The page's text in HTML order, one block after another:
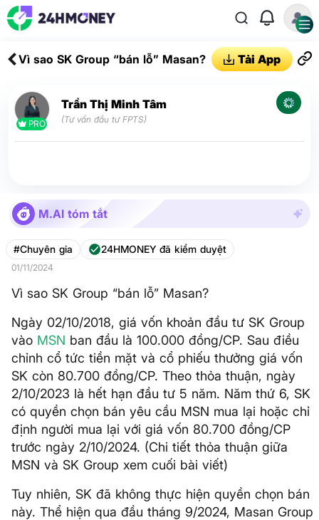
Vì sao SK Group “bán lỗ” Masan? Tải App
PRO
Trần Thị Minh Tâm
(Tư vấn đầu tư FPTS)
M.AI tóm tắt
#Chuyên gia 24HMONEY đã kiểm duyệt
01/11/2024
Vì sao SK Group “bán lỗ” Masan?
Ngày 02/10/2018, giá vốn khoản đầu tư SK Group
vào MSN ban đầu là 100.000 đồng/CP. Sau điều
chỉnh cổ tức tiền mặt và cổ phiếu thưởng giá vốn
SK còn 80.700 đồng/CP. Theo thỏa thuận, ngày
2/10/2023 là hết hạn đầu tư 5 năm. Năm thứ 6, SK
có quyền chọn bán yêu cầu MSN mua lại hoặc chỉ
định người mua lại với giá vốn 80.700 đồng/CP
trước ngày 2/10/2024. (Chi tiết thỏa thuận giữa
MSN và SK Group xem cuối bài viết)
Tuy nhiên, SK đã không thực hiện quyền chọn bán
này. Thể hiện qua đầu tháng 9/2024, Masan Group